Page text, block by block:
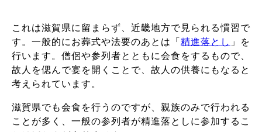
これは滋賀県に留まらず、近畿地方で見られる慣習で
す。 一般的にお葬式や法要のあとは「 精進落とし 」を
行います。僧侶や参列者とともに会食をするもので、
故人を偲んで宴を開くことで、故人の供養にもなると
考えられています。
滋賀県でも会食を行うのですが、親族のみで行われる
ことが多く、一般の参列者が精進落としに参加するこ